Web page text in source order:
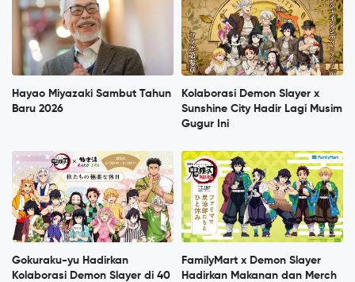
Hayao Miyazaki Sambut Tahun
Baru 2026
Kolaborasi Demon Slayer x
Sunshine City Hadir Lagi Musim
Gugur Ini
Gokuraku-yu Hadirkan
Kolaborasi Demon Slayer di 40
FamilyMart x Demon Slayer
Hadirkan Makanan dan Merch